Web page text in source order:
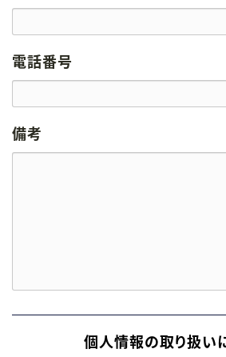
電話番号
備考
個人情報の取り扱い